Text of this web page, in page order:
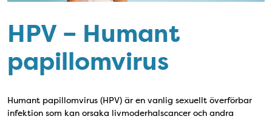
HPV – Humant
papillomvirus
​Humant papillomvirus (HPV) är en vanlig sexuellt överförbar
infektion som kan orsaka livmoderhalscancer och andra